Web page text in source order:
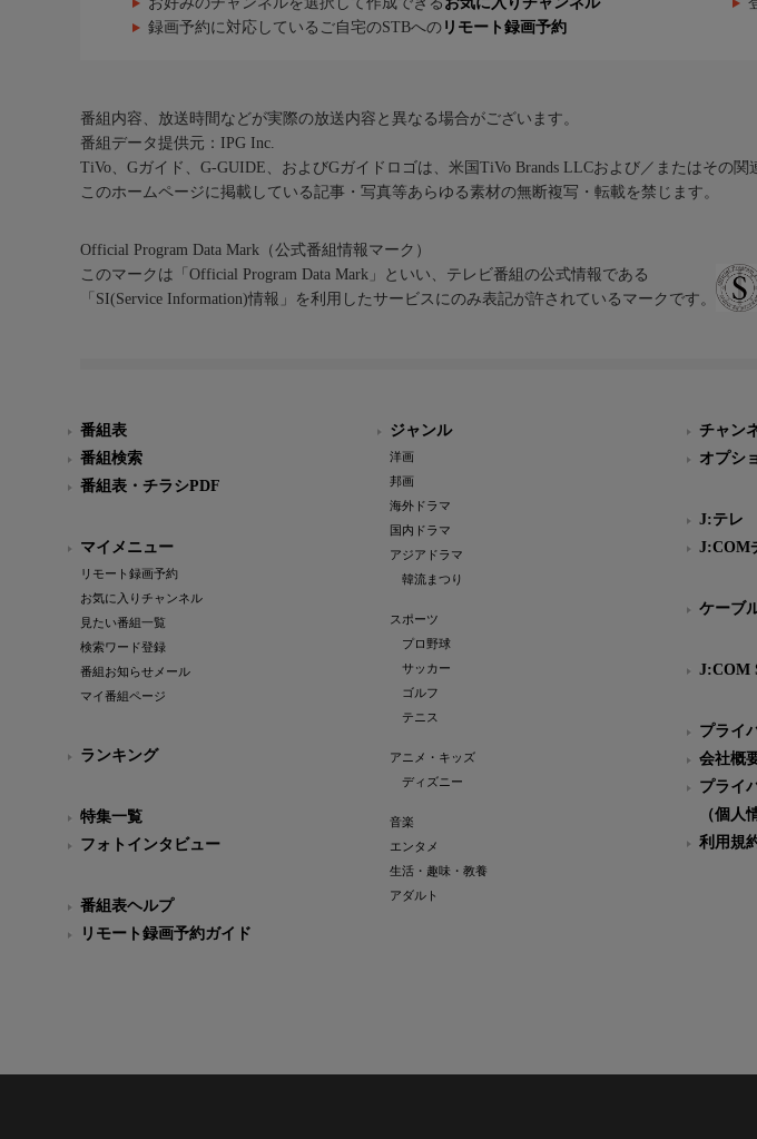
録画予約に対応しているご自宅のSTBへの リモート録画予約
番組内容、放送時間などが実際の放送内容と異なる場合がございます。
番組データ提供元：IPG Inc.
TiVo、Gガイド、G-GUIDE、およびGガイドロゴは、米国TiVo Brands LLCおよび／またはその
このホームページに掲載している記事・写真等あらゆる素材の無断複写・転載を禁じます。
Official Program Data Mark（公式番組情報マーク）
このマークは「Official Program Data Mark」といい、テレビ番組の公式情報である
「SI(Service Information)情報」を利用したサービスにのみ表記が許されているマークです。
番組表
番組検索
番組表・チラシPDF
マイメニュー
リモート録画予約
お気に入りチャンネル
見たい番組一覧
検索ワード登録
番組お知らせメール
マイ番組ページ
ランキング
特集一覧
フォトインタビュー
番組表ヘルプ
リモート録画予約ガイド
ジャンル
洋画
邦画
海外ドラマ
国内ドラマ
アジアドラマ
韓流まつり
スポーツ
プロ野球
サッカー
ゴルフ
テニス
アニメ・キッズ
ディズニー
音楽
エンタメ
生活・趣味・教養
アダルト
チャン
オプシ
J:テレ
J:COM
ケーブ
J:COM
プライ
会社概
プライ
（個人
利用規